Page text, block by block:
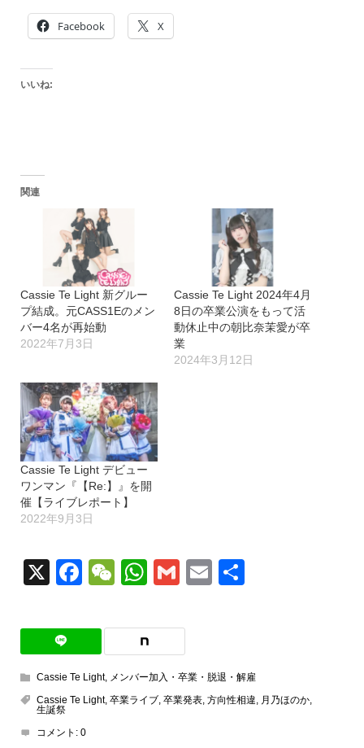
Facebook X
いいね:
関連
Cassie Te Light 新グルー
プ結成。元CASS1Eのメン
バー4名が再始動
2022年7月3日
Cassie Te Light 2024年4月
8日の卒業公演をもって活
動休止中の朝比奈茉愛が卒
業
2024年3月12日
Cassie Te Light デビュー
ワンマン『【Re:】』を開
催【ライブレポート】
2022年9月3日
X Facebook
WeChat
WhatsApp
GmailEmail
Cassie Te Light, メンバー加入・卒業・脱退・解雇
Cassie Te Light, 卒業ライブ, 卒業発表, 方向性相違, 月乃ほのか,
生誕祭
コメント: 0